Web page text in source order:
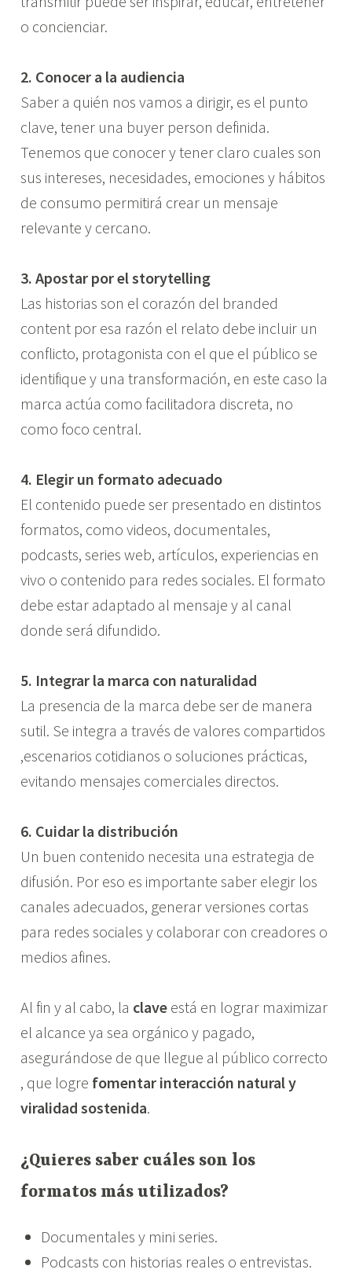
o concienciar.
2. Conocer a la audiencia
Saber a quién nos vamos a dirigir, es el punto
clave, tener una buyer person definida.
Tenemos que conocer y tener claro cuales son
sus intereses, necesidades, emociones y hábitos
de consumo permitirá crear un mensaje
relevante y cercano.
3. Apostar por el storytelling
Las historias son el corazón del branded
content por esa razón el relato debe incluir un
conflicto, protagonista con el que el público se
identifique y una transformación, en este caso la
marca actúa como facilitadora discreta, no
como foco central.
4. Elegir un formato adecuado
El contenido puede ser presentado en distintos
formatos, como videos, documentales,
podcasts, series web, artículos, experiencias en
vivo o contenido para redes sociales. El formato
debe estar adaptado al mensaje y al canal
donde será difundido.
5. Integrar la marca con naturalidad
La presencia de la marca debe ser de manera
sutil. Se integra a través de valores compartidos
,escenarios cotidianos o soluciones prácticas,
evitando mensajes comerciales directos.
6. Cuidar la distribución
Un buen contenido necesita una estrategia de
difusión. Por eso es importante saber elegir los
canales adecuados, generar versiones cortas
para redes sociales y colaborar con creadores o
medios afines.
Al fin y al cabo, la clave está en lograr maximizar
el alcance ya sea orgánico y pagado,
asegurándose de que llegue al público correcto
, que logre fomentar interacción natural y
viralidad sostenida.
¿Quieres saber cuáles son los
formatos más utilizados?
Documentales y mini series.
Podcasts con historias reales o entrevistas.